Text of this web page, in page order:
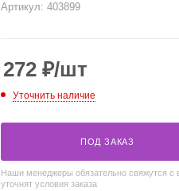
Артикул: 403899
272 ₽/шт
Уточнить наличие
ПОД ЗАКАЗ
Наши менеджеры обязательно свяжутся с
уточнят условия заказа